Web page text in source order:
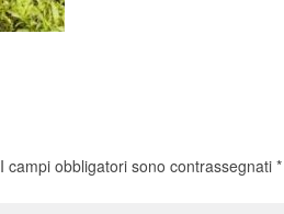
I campi obbligatori sono contrassegnati *